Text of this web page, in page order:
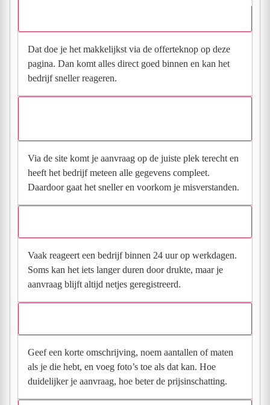
Dat doe je het makkelijkst via de offerteknop op deze
pagina. Dan komt alles direct goed binnen en kan het
bedrijf sneller reageren.
Via de site komt je aanvraag op de juiste plek terecht en
heeft het bedrijf meteen alle gegevens compleet.
Daardoor gaat het sneller en voorkom je misverstanden.
Vaak reageert een bedrijf binnen 24 uur op werkdagen.
Soms kan het iets langer duren door drukte, maar je
aanvraag blijft altijd netjes geregistreerd.
Geef een korte omschrijving, noem aantallen of maten
als je die hebt, en voeg foto’s toe als dat kan. Hoe
duidelijker je aanvraag, hoe beter de prijsinschatting.